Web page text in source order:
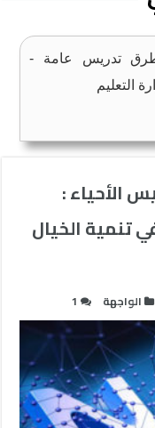
تدريس عامة -
التعليم
الأحياء :
تنمية الخيال
الواجهة 1